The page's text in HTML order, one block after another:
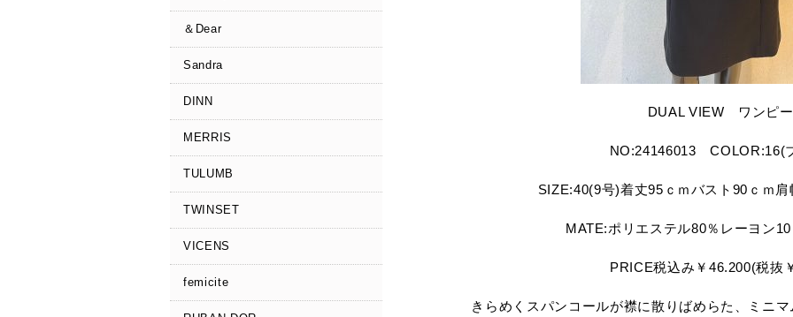
＆Dear
Sandra
DINN
MERRIS
TULUMB
TWINSET
VICENS
femicite
DUAL VIEW ワンピ
NO:24146013 COLOR:16(
SIZE:40(9号)着丈95ｃｍバスト90ｃｍ
MATE:ポリエステル80％レーヨン
PRICE税込み￥46.200(税抜
きらめくスパンコールが襟に散りばめらた、ミニ